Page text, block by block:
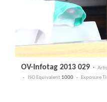
OV-Infotag 2013 029·
· ISO Equivalent 1000 · Exposure